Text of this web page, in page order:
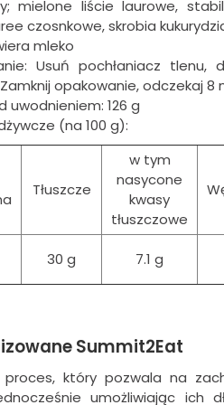
mielone liście laurowe,
czosnkowe, skrobia
mleko
Usuń pochłaniacz
opakowanie, odczekaj
uwodnieniem: 126 g
(na 100 g):
Tłuszcze
w tym
nasycone
kwasy
tłuszczowe
30 g 7.1 g
Summit2Eat
który pozwala na
umożliwiając ich